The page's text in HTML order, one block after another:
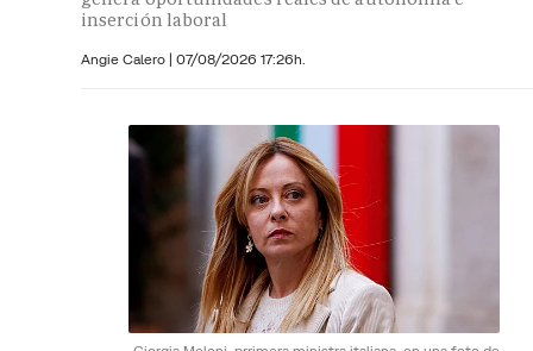
inserción laboral
Angie Calero | 07/08/2026 17:26h.